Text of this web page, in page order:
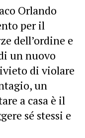
Orlando
per il
dell’ordine e
un nuovo
di violare
un
a casa è il
sé stessi e